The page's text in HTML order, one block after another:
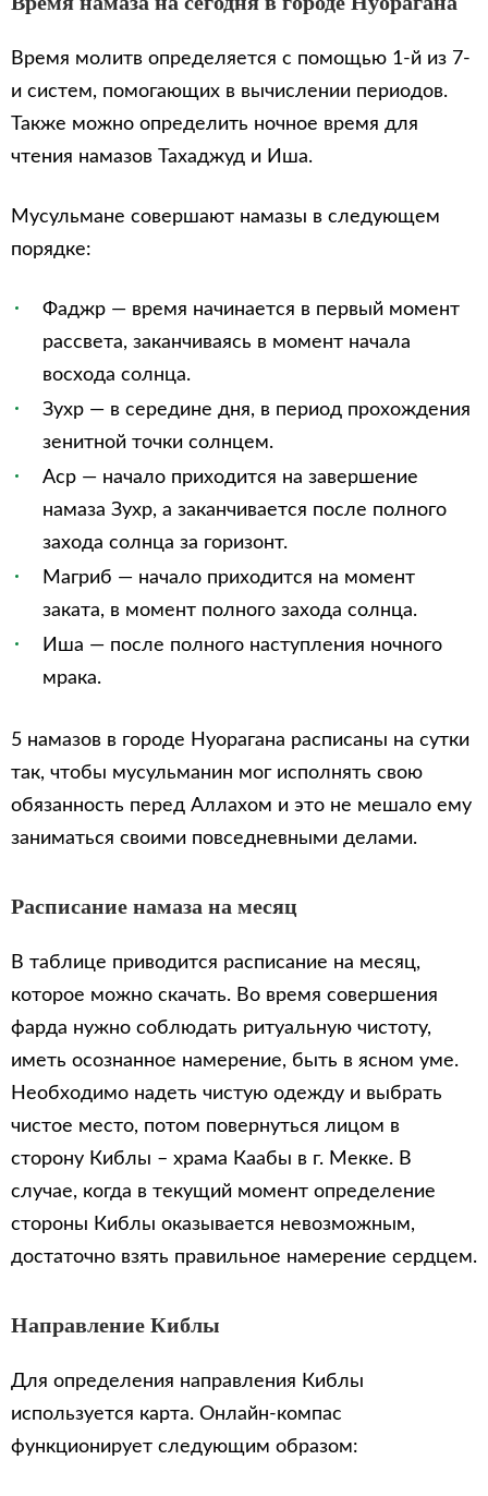
Время молитв определяется с помощью 1-й из 7-
и систем, помогающих в вычислении периодов.
Также можно определить ночное время для
чтения намазов Тахаджуд и Иша.
Мусульмане совершают намазы в следующем
порядке:
Фаджр — время начинается в первый момент
рассвета, заканчиваясь в момент начала
восхода солнца.
Зухр — в середине дня, в период прохождения
зенитной точки солнцем.
Аср — начало приходится на завершение
намаза Зухр, а заканчивается после полного
захода солнца за горизонт.
Магриб — начало приходится на момент
заката, в момент полного захода солнца.
Иша — после полного наступления ночного
мрака.
5 намазов в городе Нуорагана расписаны на сутки
так, чтобы мусульманин мог исполнять свою
обязанность перед Аллахом и это не мешало ему
заниматься своими повседневными делами.
Расписание намаза на месяц
В таблице приводится расписание на месяц,
которое можно скачать. Во время совершения
фарда нужно соблюдать ритуальную чистоту,
иметь осознанное намерение, быть в ясном уме.
Необходимо надеть чистую одежду и выбрать
чистое место, потом повернуться лицом в
сторону Киблы – храма Каабы в г. Мекке. В
случае, когда в текущий момент определение
стороны Киблы оказывается невозможным,
достаточно взять правильное намерение сердцем.
Направление Киблы
Для определения направления Киблы
используется карта. Онлайн-компас
функционирует следующим образом: